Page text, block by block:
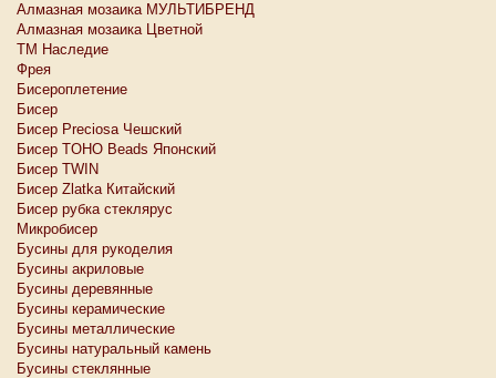
Алмазная мозаика МУЛЬТИБРЕНД
Алмазная мозаика Цветной
ТМ Наследие
Фрея
Бисероплетение
Бисер
Бисер Preciosa Чешский
Бисер TOHO Beads Японский
Бисер TWIN
Бисер Zlatka Китайский
Бисер рубка стеклярус
Микробисер
Бусины для рукоделия
Бусины акриловые
Бусины деревянные
Бусины керамические
Бусины металлические
Бусины натуральный камень
Бусины стеклянные